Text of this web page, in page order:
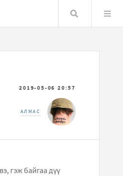
Хайлт
2019-05-06 20:57
АЛМАС
гэж байгаа дүү